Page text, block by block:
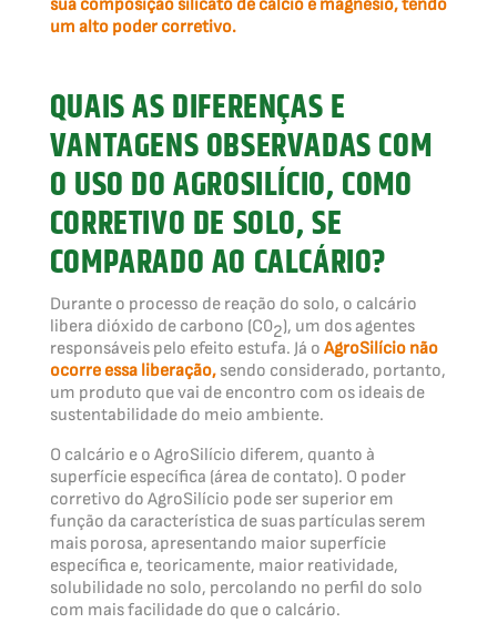
sua composição silicato de cálcio e magnésio, tendo
um alto poder corretivo.
QUAIS AS DIFERENÇAS E
VANTAGENS OBSERVADAS COM
O USO DO AGROSILÍCIO, COMO
CORRETIVO DE SOLO, SE
COMPARADO AO CALCÁRIO?
Durante o processo de reação do solo, o calcário
libera dióxido de carbono (C02), um dos agentes
responsáveis pelo efeito estufa. Já o AgroSilício não
ocorre essa liberação,sendo considerado, portanto,
um produto que vai de encontro com os ideais de
sustentabilidade do meio ambiente.
O calcário e o AgroSilício diferem, quanto à
superfície específica (área de contato). O poder
corretivo do AgroSilício pode ser superior em
função da característica de suas partículas serem
mais porosa, apresentando maior superfície
específica e, teoricamente, maior reatividade,
solubilidade no solo, percolando no perfil do solo
com mais facilidade do que o calcário.